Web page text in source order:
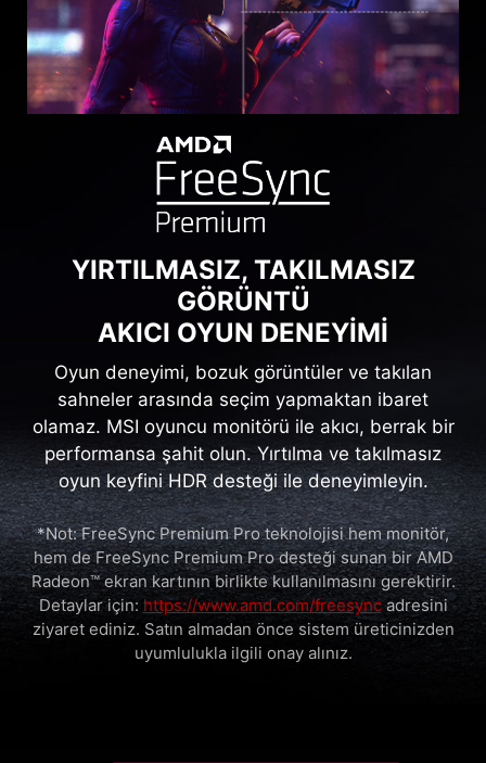
YIRTILMASIZ, TAKILMASIZ
GÖRÜNTÜ
AKICI OYUN DENEYIMI
Oyun deneyimi, bozuk görüntüler ve takılan
sahneler arasında seçim yapmaktan ibaret
olamaz. MSI oyuncu monitörü ile akıcı, berrak bir
performansa şahit olun. Yırtılma ve takılmasız
oyun keyfini HDR desteği ile deneyimleyin.
*Not: FreeSync Premium Pro teknolojisi hem monitör,
hem de FreeSync Premium Pro desteği sunan bir AMD
Radeon™ ekran kartının birlikte kullanılmasını gerektirir.
Detaylar için: https://www.amd.com/freesyncadresini
ziyaret ediniz. Satın almadan önce sistem üreticinizden
uyumlulukla ilgili onay alınız.
BERRAK VE KONFORLU
Anti-Flicker ve Less Blue Light teknolojileri
sayesinde son derece konforlu bir izleme
deneyimi yaşayın. Ekran kırpışma miktarını
azaltan ve daha az mavi ışık yayan bu panel ile
gözleriniz yorulmadan çok daha uzun süre
oynayabileceksiniz.